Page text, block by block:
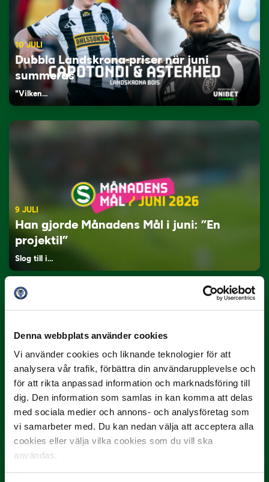
Denna webbplats använder cookies
Vi använder cookies och liknande teknologier för att
analysera vår trafik, förbättra din användarupplevelse och
för att rikta anpassad information och marknadsföring till
dig. Den information som samlas in kan komma att delas
med sociala medier och annons- och analysföretag som
vi samarbeter med. Du kan nedan välja att acceptera alla
cookies eller välja vilka cookies som du vill ska
användas.
10 JULI
Dubbla Landskrona-priser när juni
summeras
"Vilken…
9 JULI
Han gjorde Månadens Mål i juni: ”En
projektil”
Slog till i…
Rösta på Månadens Spelare i juni
Yttrar gör…